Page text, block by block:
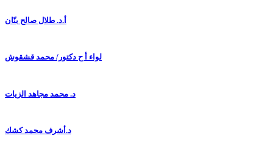
أ.د. طلال صالح بنّان
لواء أ ح دكتور/ محمد قشقوش
د. محمد مجاهد الزيات
د.أشرف محمد كشك